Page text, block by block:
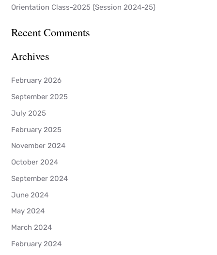
r
Orientation Class-2025 (Session 2024-25)
Recent Comments
Archives
February 2026
September 2025
July 2025
February 2025
November 2024
October 2024
September 2024
June 2024
May 2024
March 2024
February 2024